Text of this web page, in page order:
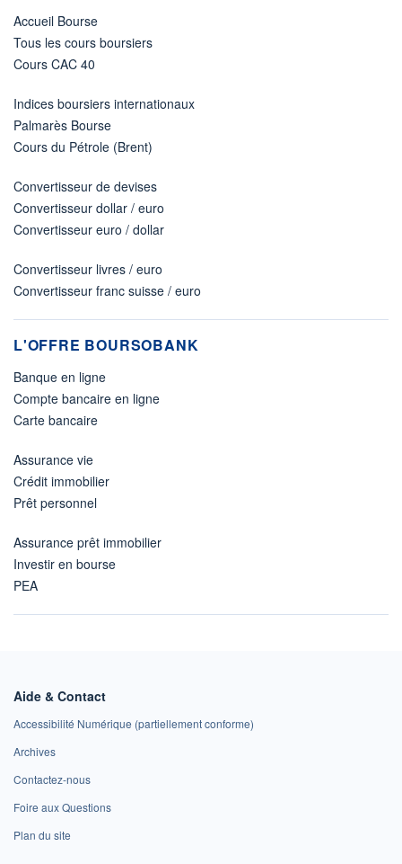
Accueil Bourse
Tous les cours boursiers
Cours CAC 40
Indices boursiers internationaux
Palmarès Bourse
Cours du Pétrole (Brent)
Convertisseur de devises
Convertisseur dollar / euro
Convertisseur euro / dollar
Convertisseur livres / euro
Convertisseur franc suisse / euro
L'OFFRE BOURSOBANK
Banque en ligne
Compte bancaire en ligne
Carte bancaire
Assurance vie
Crédit immobilier
Prêt personnel
Assurance prêt immobilier
Investir en bourse
PEA
Aide & Contact
Accessibilité Numérique (partiellement conforme)
Archives
Contactez-nous
Foire aux Questions
Plan du site